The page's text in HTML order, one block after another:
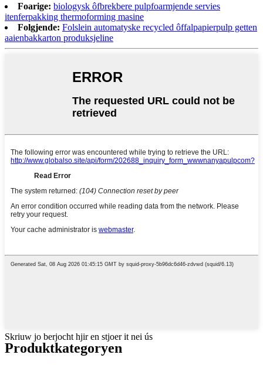
Foarige: biologysk ôfbrekbere pulpfoarmjende servies
itenferpakking thermoforming masine
Folgjende: Folslein automatyske recycled ôffalpapierpulp getten
aaienbakkarton produksjeline
Skriuw jo berjocht hjir en stjoer it nei ús
Produktkategoryen